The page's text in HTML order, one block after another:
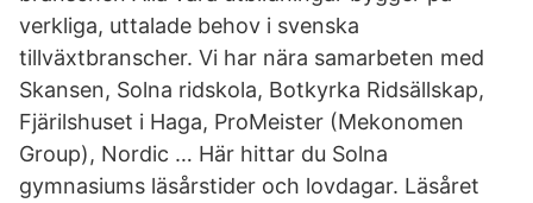
verkliga, uttalade behov i svenska
tillväxtbranscher. Vi har nära samarbeten med
Skansen, Solna ridskola, Botkyrka Ridsällskap,
Fjärilshuset i Haga, ProMeister (Mekonomen
Group), Nordic … Här hittar du Solna
gymnasiums läsårstider och lovdagar. Läsåret